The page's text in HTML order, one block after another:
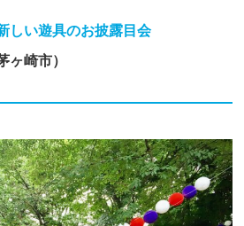
しい遊具のお披露目会
ヶ崎市）